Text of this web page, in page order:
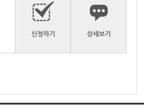
상세보기
신청하기